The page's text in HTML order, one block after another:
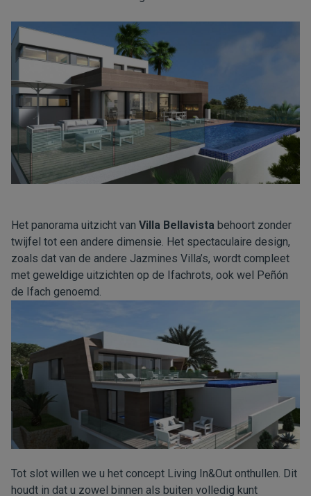
Het panorama uitzicht van Villa Bellavista behoort zonder
twijfel tot een andere dimensie. Het spectaculaire design,
zoals dat van de andere Jazmines Villa’s, wordt compleet
met geweldige uitzichten op de Ifachrots, ook wel Peñón
de Ifach genoemd.
Tot slot willen we u het concept Living In&Out onthullen. Dit
houdt in dat u zowel binnen als buiten volledig kunt